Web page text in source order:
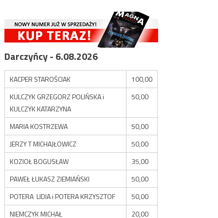
Darczyńcy - 6.08.2026
KACPER STAROŚCIAK
100,00
KULCZYK GRZEGORZ POLIŃSKA i
KULCZYK KATARZYNA
50,00
MARIA KOSTRZEWA
50,00
JERZY T MICHAJŁOWICZ
50,00
KOZIOŁ BOGUSŁAW
35,00
PAWEŁ ŁUKASZ ZIEMIAŃSKI
50,00
POTERA LIDIA i POTERA KRZYSZTOF
50,00
NIEMCZYK MICHAŁ
20,00